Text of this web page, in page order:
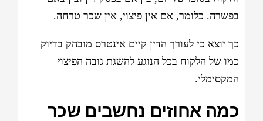
בפשרה. כלומר, אם אין פיצוי, אין שכר טרחה.
כך יוצא כי לעורך הדין קיים אינטרס מובהק בדיוק
כמו של הלקוח בכל הנוגע להשגת גובה הפיצוי
המקסימלי.
כמה אחוזים נחשבים שכר